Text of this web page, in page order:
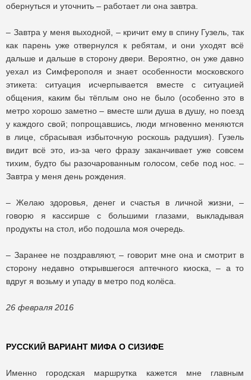
обернуться и уточнить – работает ли она завтра.
– Завтра у меня выходной, – кричит ему в спину Гузель, так
как парень уже отвернулся к ребятам, и они уходят всё
дальше и дальше в сторону двери. Вероятно, он уже давно
уехал из Симферополя и знает особенности московского
этикета: ситуация исчерпывается вместе с ситуацией
общения, каким бы тёплым оно не было (особенно это в
метро хорошо заметно – вместе шли душа в душу, но поезд
у каждого свой; попрощавшись, люди мгновенно меняются
в лице, сбрасывая избыточную роскошь радушия). Гузель
видит всё это, из-за чего фразу заканчивает уже совсем
тихим, будто бы разочарованным голосом, себе под нос. –
Завтра у меня день рождения.
– Желаю здоровья, денег и счастья в личной жизни, –
говорю я кассирше с большими глазами, выкладывая
продукты на стол, ибо подошла моя очередь.
– Заранее не поздравляют, – говорит мне она и смотрит в
сторону недавно открывшегося аптечного киоска, – а то
вдруг я возьму и упаду в метро под колёса.
26 февраля 2016
РУССКИЙ ВАРИАНТ МИФА О СИЗИФЕ
Именно городская маршрутка кажется мне главным